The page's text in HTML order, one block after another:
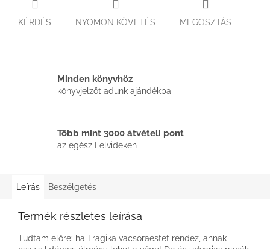
KÉRDÉS NYOMON KÖVETÉS MEGOSZTÁS
Minden könyvhöz
könyvjelzőt adunk ajándékba
Több mint 3000 átvételi pont
az egész Felvidéken
Leírás Beszélgetés
Termék részletes leírása
Tudtam előre: ha Tragika vacsoraestet rendez, annak